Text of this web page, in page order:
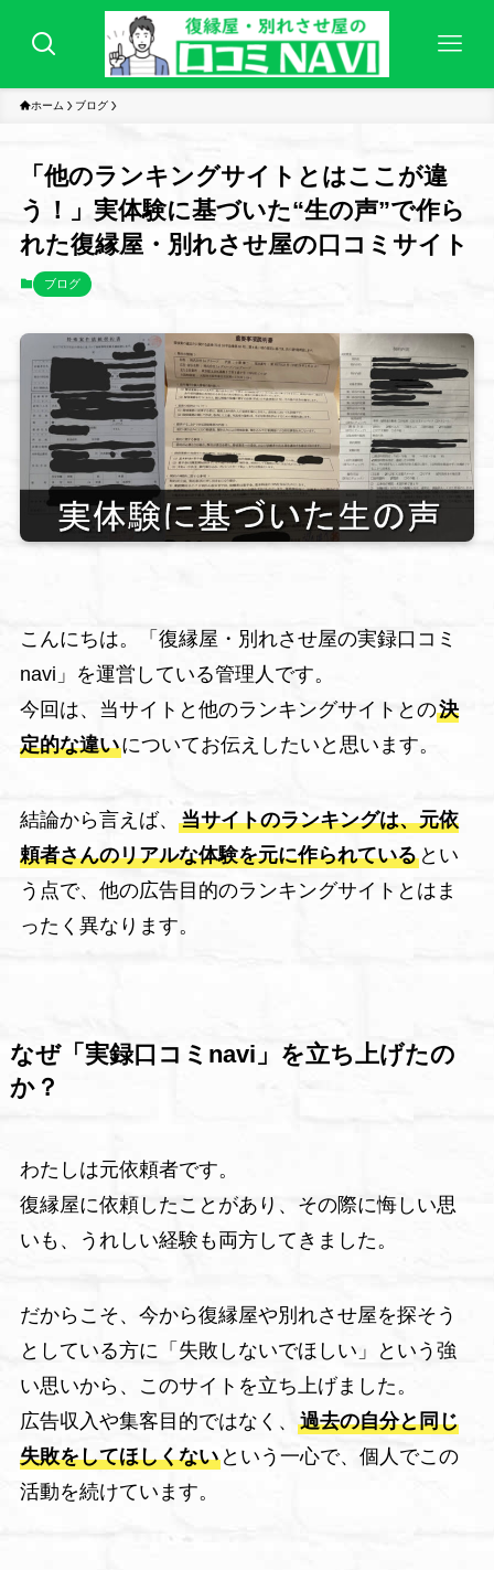
ホーム ブログ
「他のランキングサイトとはここが違
う！」実体験に基づいた“生の声”で作ら
れた復縁屋・別れさせ屋の口コミサイト
ブログ
こんにちは。「復縁屋・別れさせ屋の実録口コミ
navi」を運営している管理人です。
今回は、当サイトと他のランキングサイトとの決
定的な違いについてお伝えしたいと思います。
結論から言えば、 当サイトのランキングは、元依
頼者さんのリアルな体験を元に作られているとい
う点で、他の広告目的のランキングサイトとはま
ったく異なります。
なぜ「実録口コミnavi」を立ち上げたの
か？
わたしは元依頼者です。
復縁屋に依頼したことがあり、その際に悔しい思
いも、うれしい経験も両方してきました。
だからこそ、今から復縁屋や別れさせ屋を探そう
としている方に「失敗しないでほしい」という強
い思いから、このサイトを立ち上げました。
広告収入や集客目的ではなく、 過去の自分と同じ
失敗をしてほしくないという一心で、個人でこの
活動を続けています。